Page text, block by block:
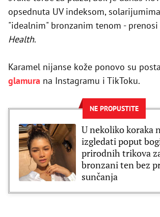
opsednuta UV indeksom,
"idealnim" bronzanim tenom - prenosi
Health.
Karamel nijanse kože ponovo su
glamura na Instagramu i TikToku.
NE PROPUSTITE
U nekoliko koraka
izgledati poput
prirodnih trikova
bronzani ten bez
sunčanja